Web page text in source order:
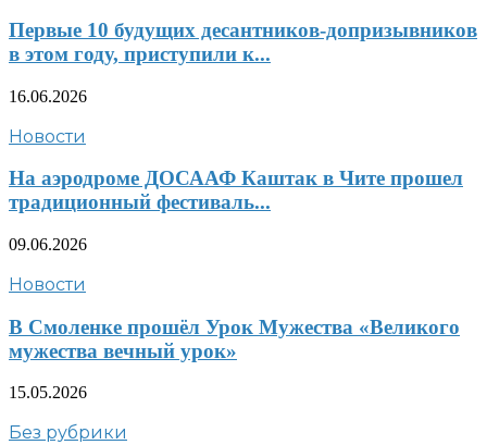
Первые 10 будущих десантников-допризывников
в этом году, приступили к...
16.06.2026
Новости
На аэродроме ДОСААФ Каштак в Чите прошел
традиционный фестиваль...
09.06.2026
Новости
В Смоленке прошёл Урок Мужества «Великого
мужества вечный урок»
15.05.2026
Без рубрики